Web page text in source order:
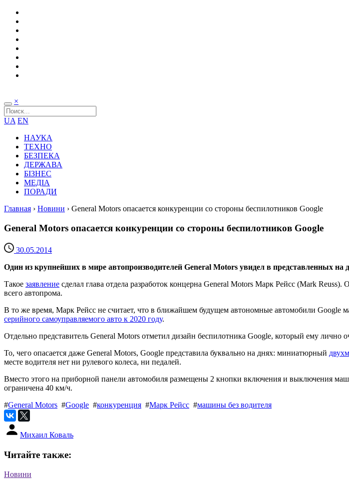
×
UA EN
НАУКА
ТЕХНО
БЕЗПЕКА
ДЕРЖАВА
БІЗНЕС
МЕДІА
ПОРАДИ
Главная › Новини › General Motors опасается конкуренции со стороны беспилотников Google
General Motors опасается конкуренции со стороны беспилотников Google
30.05.2014
Один из крупнейших в мире автопроизводителей General Motors увидел в представленных на
Такое заявление сделал глава отдела разработок концерна General Motors Марк Рейсс (Mark
всего автопрома.
В то же время, Марк Рейсс не считает, что в ближайшем будущем автономные автомобили Google
серийного самоуправляемого авто к 2020 году.
Отдельно представитель General Motors отметил дизайн беспилотника Google, который ему лично
То, чего опасается даже General Motors, Google представила буквально на днях: миниатюрный
месте водителя нет ни рулевого колеса, ни педалей.
Вместо этого на приборной панели автомобиля размещены 2 кнопки включения и выключения
ограничена 40 км/ч.
#General Motors #Google #конкуренция #Марк Рейсс #машины без водителя
Михаил Коваль
Читайте также:
Новини